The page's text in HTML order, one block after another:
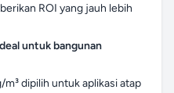
ROI yang jauh lebih
untuk bangunan
dipilih untuk aplikasi atap